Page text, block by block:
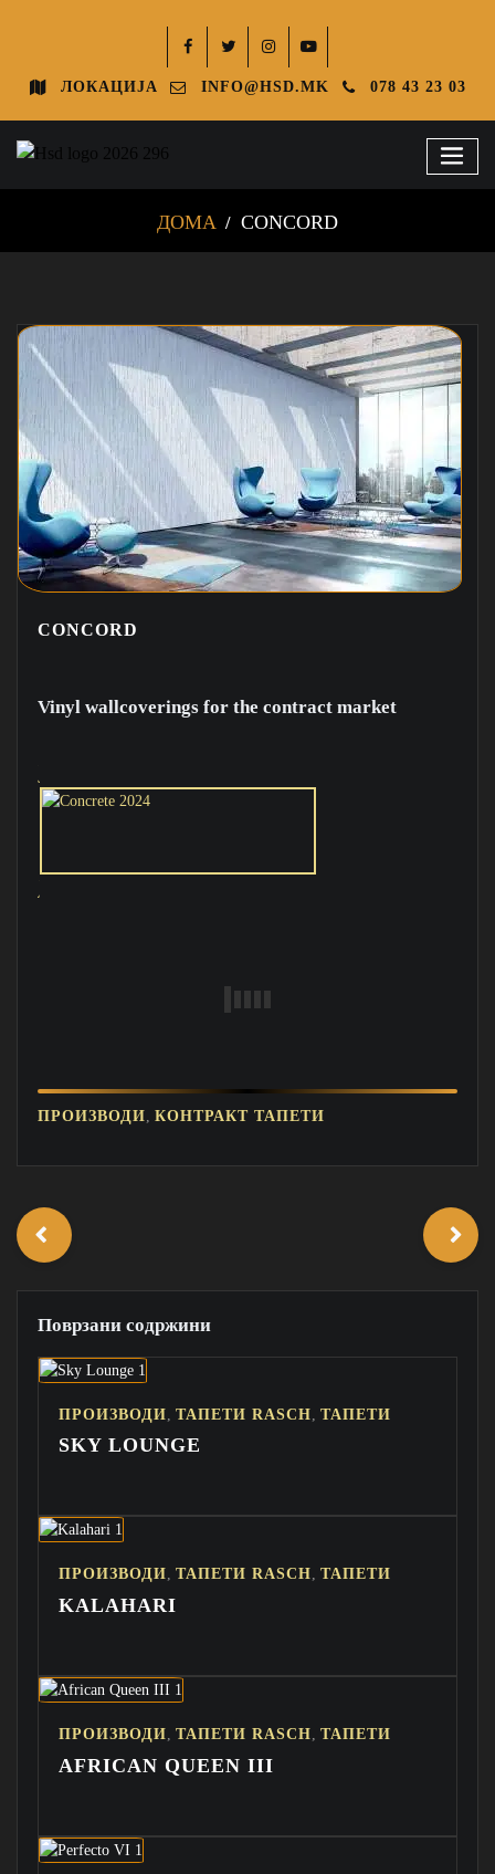
ЛОКАЦИЈА INFO@HSD.MK 078 43 23 03
ДОМА CONCORD
CONCORD
Vinyl wallcoverings for the contract market
ПРОИЗВОДИ КОНТРАКТ ТАПЕТИ
Поврзани содржини
ПРОИЗВОДИ ТАПЕТИ RASCH ТАПЕТИ
SKY LOUNGE
ПРОИЗВОДИ, ТАПЕТИ RASCH, ТАПЕТИ
KALAHARI
ПРОИЗВОДИ ТАПЕТИ RASCH ТАПЕТИ
AFRICAN QUEEN III